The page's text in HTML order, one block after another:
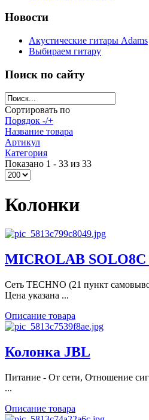
Новости
Акустические гитары Adams
Выбираем гитару
Поиск по сайту
Сортировать по
Порядок -/+
Название товара
Артикул
Категория
Показано 1 - 33 из 33
Колонки
MICROLAB SOLO8C
Сеть TECHNO (21 пункт
Цена указана ...
Описание товара
Колонка JBL
Питание - От сети, Отношение
...
Описание товара